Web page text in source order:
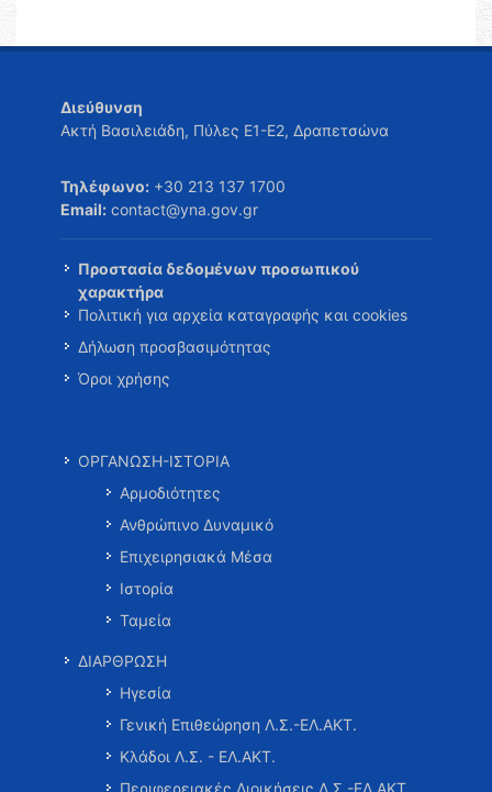
Διεύθυνση
Ακτή Βασιλειάδη, Πύλες Ε1-Ε2, Δραπετσώνα
Τηλέφωνο: +30 213 137 1700
Email: contact@yna.gov.gr
Προστασία δεδομένων προσωπικού
χαρακτήρα
Πολιτική για αρχεία καταγραφής και cookies
Δήλωση προσβασιμότητας
Όροι χρήσης
ΟΡΓΑΝΩΣΗ-ΙΣΤΟΡΙΑ
Αρμοδιότητες
Ανθρώπινο Δυναμικό
Επιχειρησιακά Μέσα
Ιστορία
Ταμεία
ΔΙΑΡΘΡΩΣΗ
Ηγεσία
Γενική Επιθεώρηση Λ.Σ.-ΕΛ.ΑΚΤ.
Κλάδοι Λ.Σ. - ΕΛ.ΑΚΤ.
Περιφερειακές Διοικήσεις Λ.Σ.-ΕΛ.ΑΚΤ.